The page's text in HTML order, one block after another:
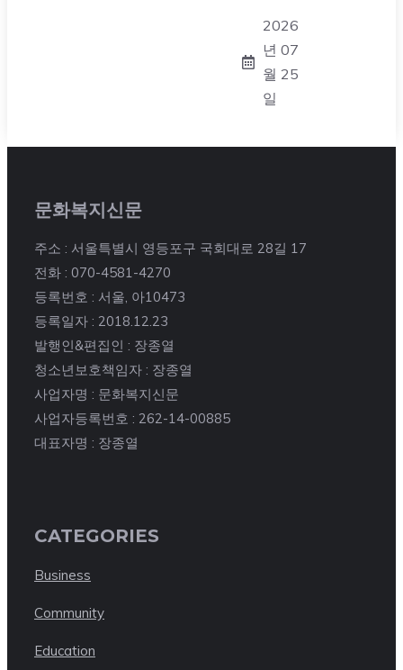
2026
년 07
월 25
일
문화복지신문
주소 : 서울특별시 영등포구 국회대로 28길 17
전화 : 070-4581-4270
등록번호 : 서울, 아10473
등록일자 : 2018.12.23
발행인&편집인 : 장종열
청소년보호책임자 : 장종열
사업자명 : 문화복지신문
사업자등록번호 : 262-14-00885
대표자명 : 장종열
CATEGORIES
Business
Community
Education